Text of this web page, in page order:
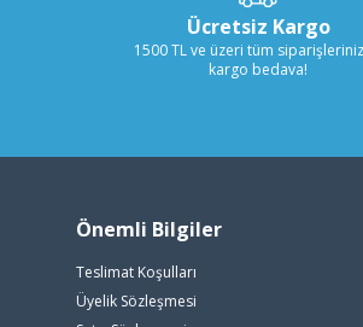
Ücretsiz Kargo
1500 TL ve üzeri tüm
kargo bedava!
Önemli Bilgiler
Teslimat Koşulları
Üyelik Sözleşmesi